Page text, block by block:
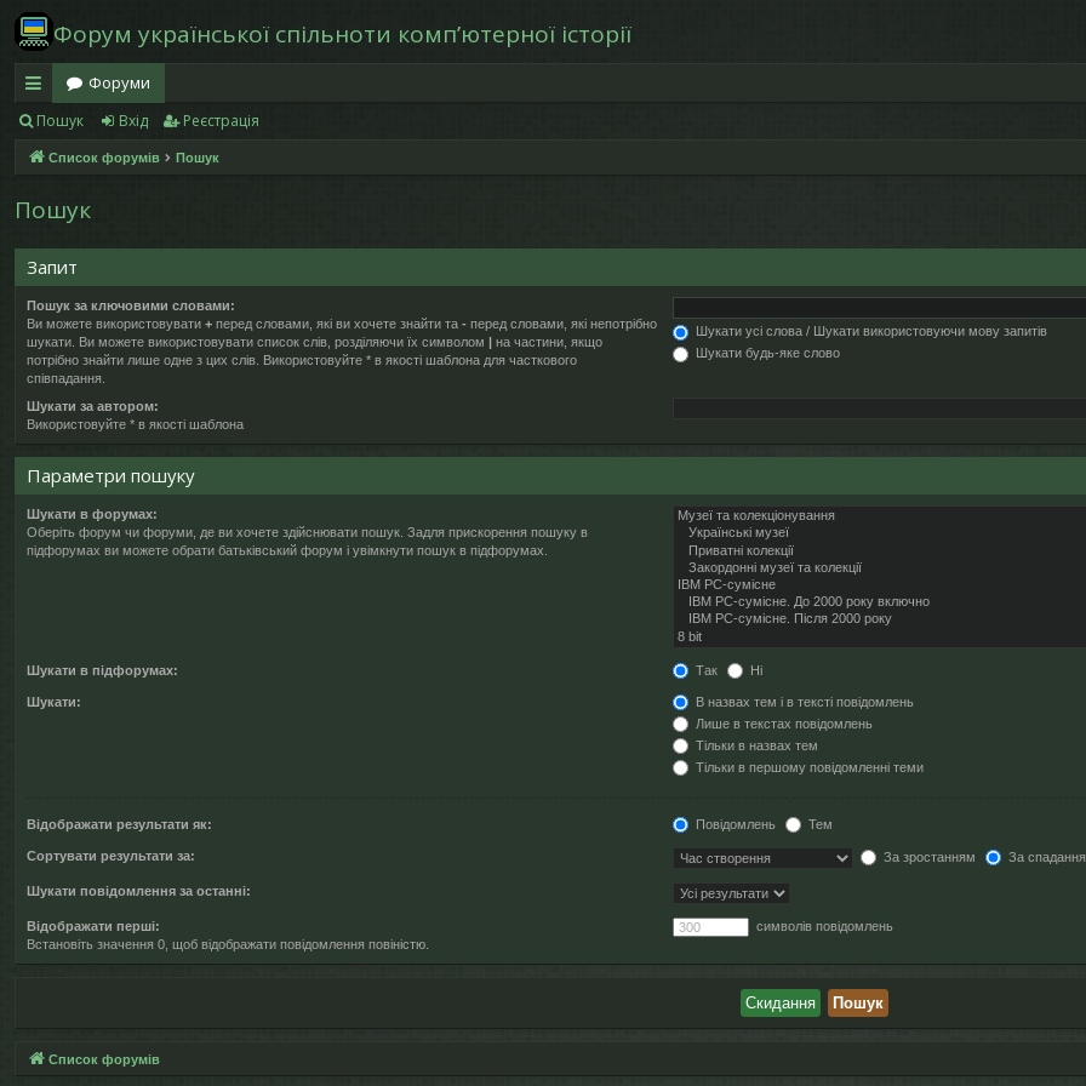
Форум української спільноти компʼютерної історії
в
и
дк
й
д
ос
ту
Форуми
Пошук Вхід Реєстрація
Список форумів Пошук
Пошук
Запит
Пошук за ключовими словами:
Ви можете використовувати + перед словами, які ви хочете знайти та - перед словами, які непотрібно
шукати. Ви можете використовувати список слів, розділяючи їх символом | на частини, якщо
потрібно знайти лише одне з цих слів. Використовуйте * в якості шаблона для часткового
співпадання.
Шукати усі слова / Шукати використовуючи мову запитів
Шукати будь-яке слово
Шукати за автором:
Використовуйте * в якості шаблона
Параметри пошуку
Шукати в форумах:
Оберіть форум чи форуми, де ви хочете здійснювати пошук. Задля прискорення пошуку в
підфорумах ви можете обрати батьківський форум і увімкнути пошук в підфорумах.
Шукати в підфорумах: Так Ні
Шукати:
В назвах тем і в тексті повідомлень
Лише в текстах повідомлень
Тільки в назвах тем
Тільки в першому повідомленні теми
Відображати результати як: Повідомлень Тем
Сортувати результати за: За зростанням За
Шукати повідомлення за останні:
Відображати перші:
Встановіть значення 0, щоб відображати повідомлення повіністю.
символів повідомлень
Список форумів